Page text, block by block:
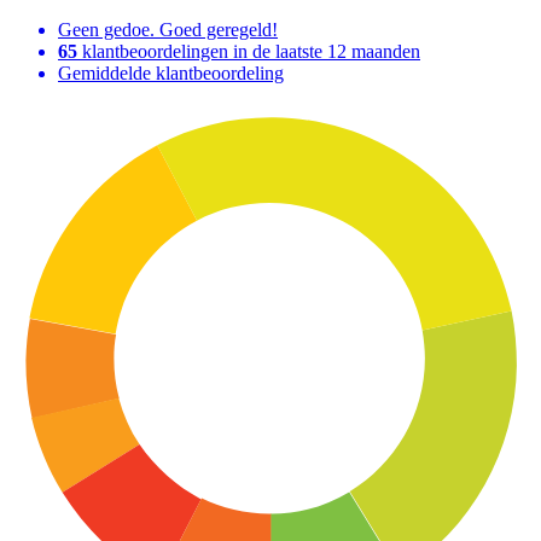
Geen gedoe. Goed geregeld!
65 klantbeoordelingen in de laatste 12 maanden
Gemiddelde klantbeoordeling